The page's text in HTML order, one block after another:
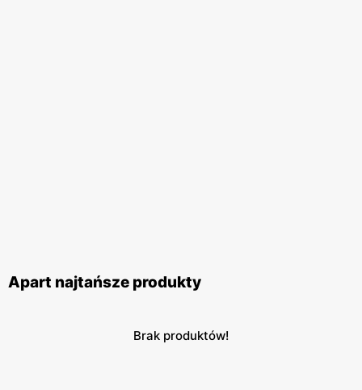
Apart najtańsze produkty
Brak produktów!